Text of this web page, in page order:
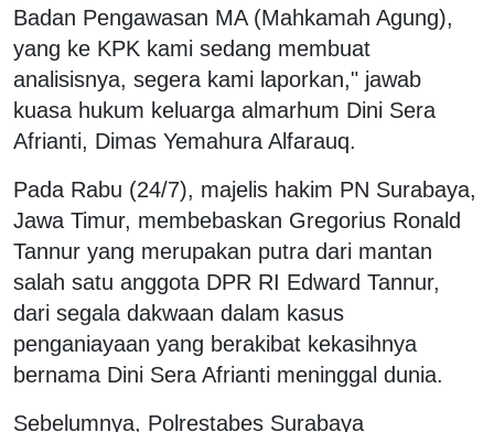
Badan Pengawasan MA (Mahkamah Agung),
yang ke KPK kami sedang membuat
analisisnya, segera kami laporkan," jawab
kuasa hukum keluarga almarhum Dini Sera
Afrianti, Dimas Yemahura Alfarauq.
Pada Rabu (24/7), majelis hakim PN Surabaya,
Jawa Timur, membebaskan Gregorius Ronald
Tannur yang merupakan putra dari mantan
salah satu anggota DPR RI Edward Tannur,
dari segala dakwaan dalam kasus
penganiayaan yang berakibat kekasihnya
bernama Dini Sera Afrianti meninggal dunia.
Sebelumnya, Polrestabes Surabaya